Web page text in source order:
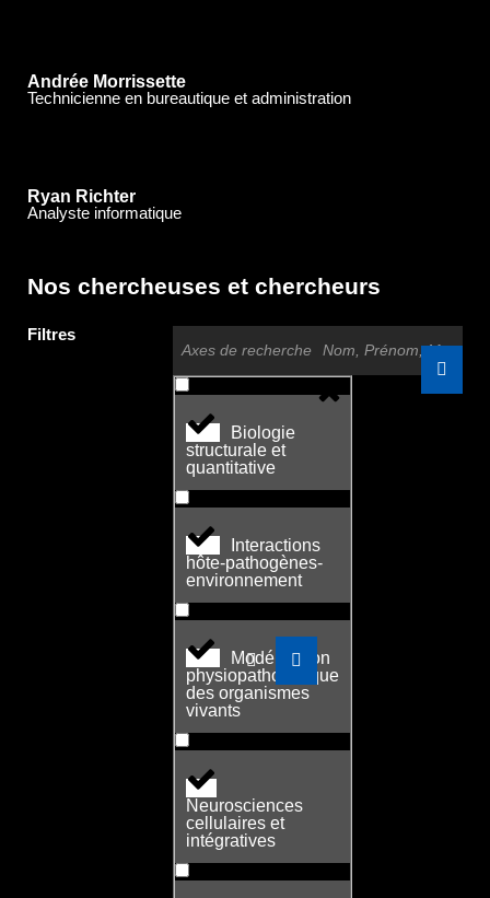
Andrée Morrissette
Technicienne en bureautique et administration
Ryan Richter
Analyste informatique
Nos chercheuses et chercheurs
Filtres
Axes de recherche
Biologie
structurale et
quantitative
Interactions
hôte-pathogènes-
environnement
Modélisation
physiopathologique
des organismes
vivants
Neurosciences
cellulaires et
intégratives